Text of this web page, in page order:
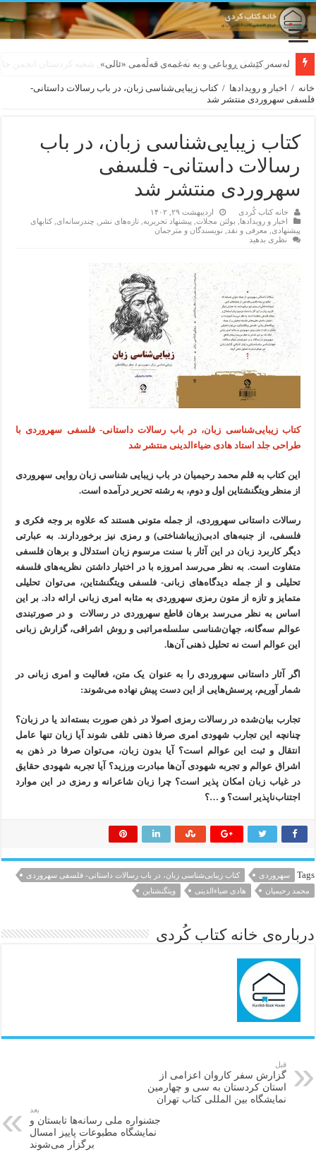
لەسەر کێشی ڕوباعی و به نەغمەی قەڵەمی «ئالی»
خانه / اخبار و رویدادها / کتاب زیبایی‌شناسی زبان، در باب رسالات داستانی-
فلسفی سهروردی منتشر شد
کتاب زیبایی‌شناسی زبان، در باب
رسالات داستانی- فلسفی
سهروردی منتشر شد
خانه کتاب کُردی
اردیبهشت ۲۹, ۱۴۰۲
اخبار و رویدادها
بولتن مجلات پیشنهاد تحریریه ,تازەهای نشر چندرسانه‌ای ,کتابهای
پیشنهادی
معرفی و نقد
نویسندگان و مترجمان
نظری بدهید
کتاب زیبایی‌شناسی زبان، در باب رسالات داستانی- فلسفی سهروردی با
طراحی جلد استاد هادی ضیاء‌الدینی منتشر شد
این کتاب بە قلم محمد رحیمیان در باب زیبایی شناسی زبان روایی سهروردی
از منظر ویتگنشتاین اول و دوم، بە رشتە تحریر درآمدە است.
رسالات داستانی سهروردی، از جملە متونی هستند کە علاوە بر وجە فکری و
فلسفی، از جنبەهای ادبی(زیباشناختی) و رمزی نیز برخوردارند. بە عبارتی
دیگر کاربرد زبان در این آثار با سنت مرسوم زبان استدلال و برهان فلسفی
متفاوت است. بە نظر می‌رسد امروزە با در اختیار داشتن نظریەهای فلسفە
تحلیلی و از جملە دیدگاەهای زبانی- فلسفی ویتگنشتاین، می‌توان تحلیلی
متمایز و تازە از متون رمزی سهروردی بە مثابە امری زبانی ارائە داد. بر این
اساس بە نظر می‌رسد برهان قاطع سهروردی در رسالات و در صورتبندی
عوالم سەگانە، جهان‌شناسی سلسلەمراتبی و روش اشراقی، گزارش زبانی
این عوالم است نە تحلیل ذهنی آن‌ها.
اگر آثار داستانی سهروردی را بە عنوان یک متن، فعالیت و امری زبانی در
شمار آوریم، پرسش‌هایی از این دست پیش نهادە می‌شوند:
تجارب بیان‌شدە در رسالات رمزی اصولا در ذهن صورت بستە‌اند یا در زبان؟
چنانچە این تجارب شهودی امری صرفا ذهنی تلقی شوند آیا زبان تنها عامل
انتقال و ثبت این عوالم است؟ آیا بدون زبان، می‌توان صرفا در ذهن بە
اشراق عوالم و تجربە شهودی آن‌ها مبادرت ورزید؟ آیا تجربە شهودی حقایق
در غیاب زبان امکان پذیر است؟ چرا زبان شاعرانە و رمزی در این موارد
اجتناب‌ناپذیر است؟ و …؟
Tags سهروردی
کتاب زیبایی‌شناسی زبان، در باب رسالات داستانی- فلسفی سهروردی
محمد رحیمیان
هادی ضیاء‌الدینی ویتگنشتاین
درباره‌ی خانه کتاب کُردی
قبل
گزارش سفر کاروان اعزامی از
استان کردستان به سی و چهارمین
نمایشگاه بین المللی کتاب تهران
بعد
جشنواره ملی رسانه‌ها تابستان و
نمایشگاه مطبوعات پاییز امسال
برگزار می‌شوند